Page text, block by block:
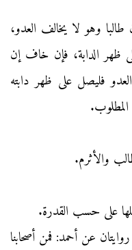
وهو لا يخالف العدو،
ظهر الدابة، فإن خاف إن
فليصل على ظهر دابته
والأثرم.
على حسب القدرة.
عن أحمد: فمن أصحابنا